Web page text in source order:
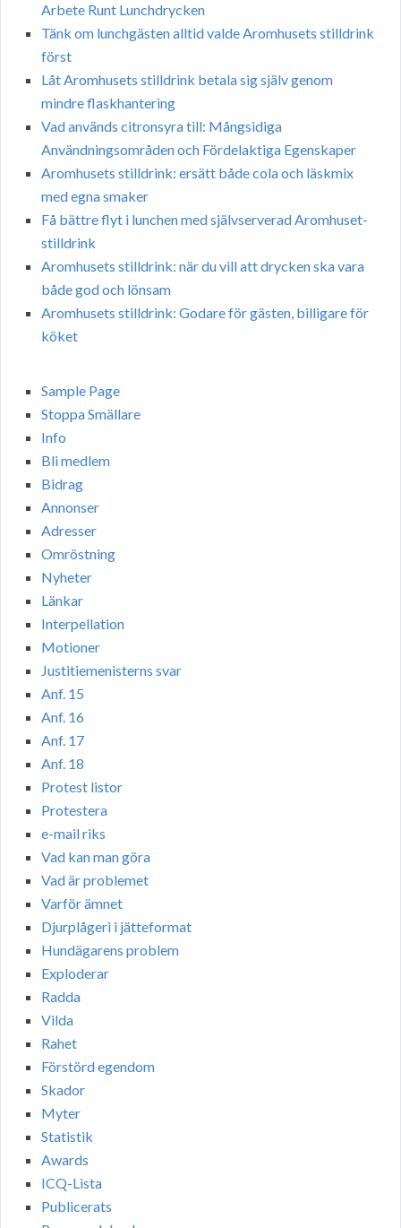
Arbete Runt Lunchdrycken
Tänk om lunchgästen alltid valde Aromhusets stilldrink
först
Låt Aromhusets stilldrink betala sig själv genom
mindre flaskhantering
Vad används citronsyra till: Mångsidiga
Användningsområden och Fördelaktiga Egenskaper
Aromhusets stilldrink: ersätt både cola och läskmix
med egna smaker
Få bättre flyt i lunchen med självserverad Aromhuset-
stilldrink
Aromhusets stilldrink: när du vill att drycken ska vara
både god och lönsam
Aromhusets stilldrink: Godare för gästen, billigare för
köket
Sample Page
Stoppa Smällare
Info
Bli medlem
Bidrag
Annonser
Adresser
Omröstning
Nyheter
Länkar
Interpellation
Motioner
Justitiemenisterns svar
Anf. 15
Anf. 16
Anf. 17
Anf. 18
Protest listor
Protestera
e-mail riks
Vad kan man göra
Vad är problemet
Varför ämnet
Djurplågeri i jätteformat
Hundägarens problem
Exploderar
Radda
Vilda
Rahet
Förstörd egendom
Skador
Myter
Statistik
Awards
ICQ-Lista
Publicerats